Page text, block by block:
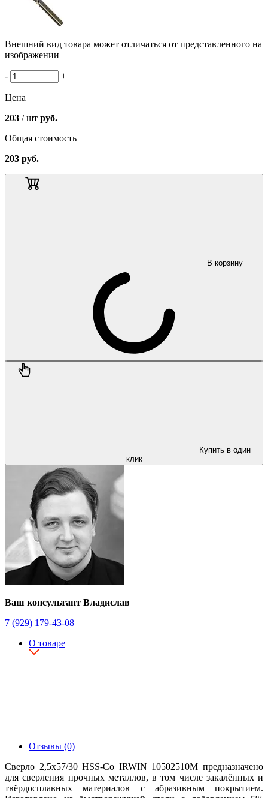
Внешний вид товара может отличаться от представленного на
изображении
- +
Цена
203 / шт руб.
Общая стоимость
203 руб.
В корзину
Купить в один
клик
Ваш консультант Владислав
7 (929) 179-43-08
О товаре
Отзывы (0)
Сверло 2,5х57/30 HSS-Co IRWIN 10502510M предназначено
для сверления прочных металлов, в том числе закалённых и
твёрдосплавных материалов с абразивным покрытием.